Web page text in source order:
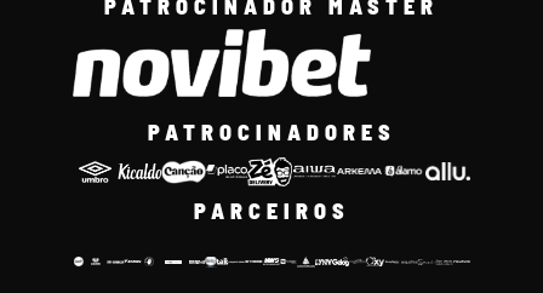
PATROCINADOR MASTER
PATROCINADORES
PARCEIROS